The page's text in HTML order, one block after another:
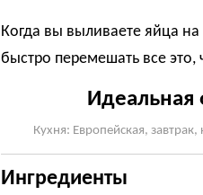
Когда вы выливаете яйца
быстро перемешать все
Идеальная
Кухня: Европейская,
Ингредиенты